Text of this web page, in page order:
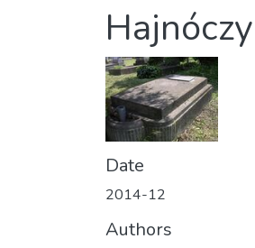
Date
2014-12
Authors